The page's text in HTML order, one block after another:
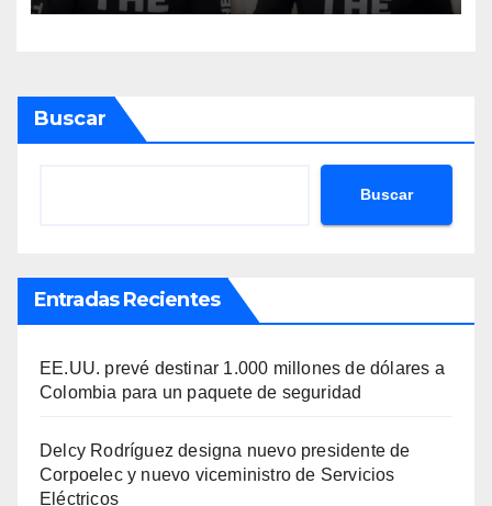
ilegal en EEUU
Buscar
Buscar
Entradas Recientes
EE.UU. prevé destinar 1.000 millones de dólares a
Colombia para un paquete de seguridad
Delcy Rodríguez designa nuevo presidente de
Corpoelec y nuevo viceministro de Servicios
Eléctricos